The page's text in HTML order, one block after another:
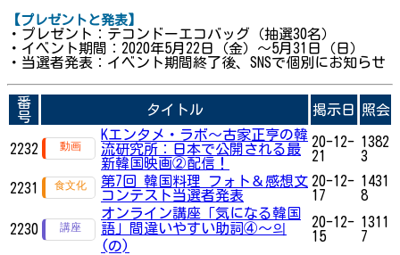
【プレゼントと発表】
・プレゼント：テコンドーエコバッグ（抽選30名）
・イベント期間：2020年5月22日（金）～5月31日（日）
・当選者発表：イベント期間終了後、SNSで個別にお知らせ
番
号
タイトル 掲示日 照会
2232
Kエンタメ・ラボ～古家正亨の韓
流研究所：日本で公開される最
新韓国映画②配信！
20-12-
21
1382
3
2231
第7回 韓国料理 フォト＆感想文
コンテスト当選者発表
20-12-
17
1431
8
2230
オンライン講座「気になる韓国
語」間違いやすい助詞④～의
(の)
20-12-
15
1311
7